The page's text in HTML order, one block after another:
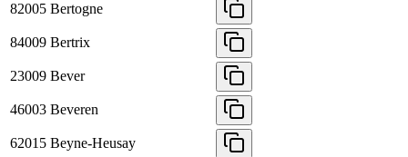
82005 Bertogne
84009 Bertrix
23009 Bever
46003 Beveren
62015 Beyne-Heusay